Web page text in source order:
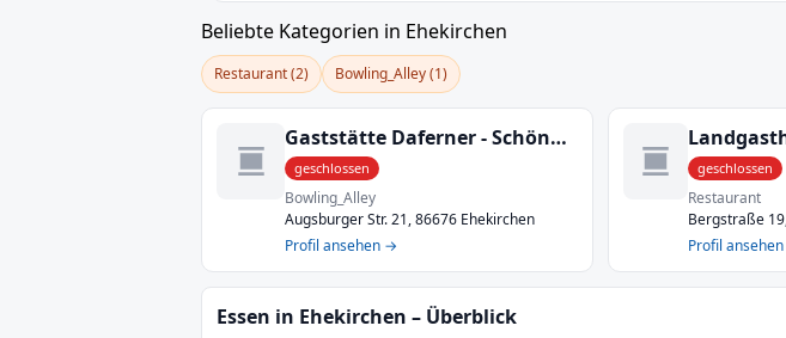
Beliebte Kategorien in Ehekirchen
Restaurant (2) Bowling_Alley (1)
Gaststätte Daferner - Schönesberg
geschlossen
Bowling_Alley
Augsburger Str. 21, 86676 Ehekirchen
Profil ansehen →
geschlossen
Restaurant
Bergstraße
Profil
Essen in Ehekirchen – Überblick